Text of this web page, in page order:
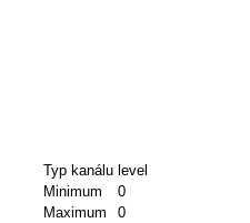
Typ kanálu level
Minimum
0
Maximum
0